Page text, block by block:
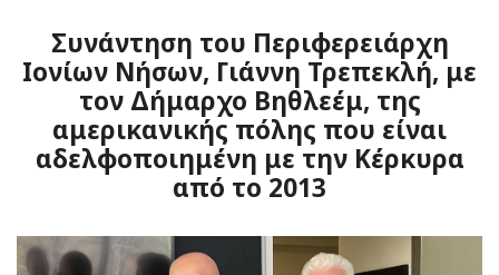
Συνάντηση του Περιφερειάρχη
Ιονίων Νήσων, Γιάννη Τρεπεκλή, με
τον Δήμαρχο Βηθλεέμ, της
αμερικανικής πόλης που είναι
αδελφοποιημένη με την Κέρκυρα
από το 2013